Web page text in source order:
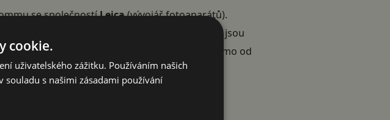
se společnostíLeica(vývojář fotoaparátů).
přinést inovace fotoaparátu do telefonů, které jsou
dozvíme v dalších týdnech, snad už přímo od
cookie.
uživatelského zážitku. Používáním našich
souladu s našimi zásadami používání